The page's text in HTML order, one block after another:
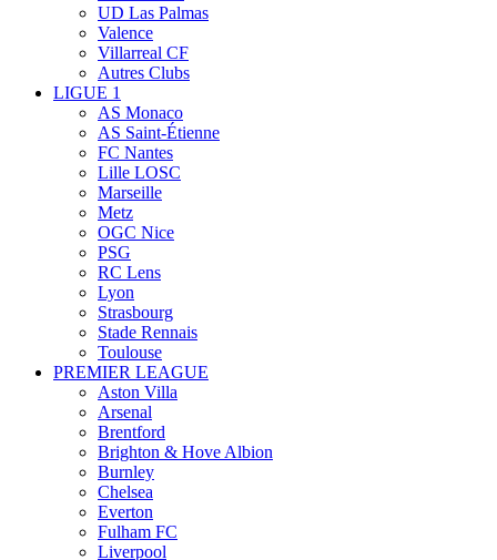
UD Las Palmas
Valence
Villarreal CF
Autres Clubs
LIGUE 1
AS Monaco
AS Saint-Étienne
FC Nantes
Lille LOSC
Marseille
Metz
OGC Nice
PSG
RC Lens
Lyon
Strasbourg
Stade Rennais
Toulouse
PREMIER LEAGUE
Aston Villa
Arsenal
Brentford
Brighton & Hove Albion
Burnley
Chelsea
Everton
Fulham FC
Liverpool